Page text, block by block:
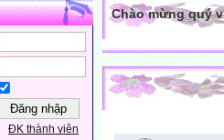
ĐK thành viên
Chào mừng quý